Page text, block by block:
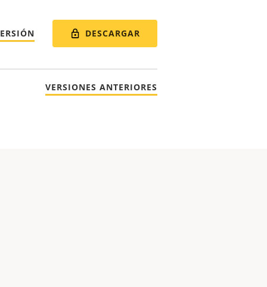
DESCARGAR
VERSIONES ANTERIORES